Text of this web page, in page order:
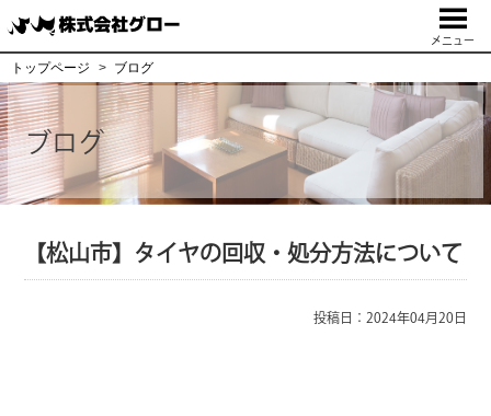
メニュー
トップページ ブログ
ブログ
【松山市】タイヤの回収・処分方法について
投稿日：2024年04月20日